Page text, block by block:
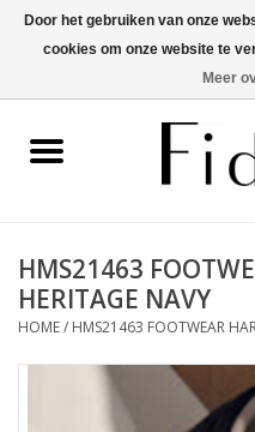
Schoenen
HMS21463
HERITAGE NAVY
HOME/ HMS21463 FOOTWEAR
Door het gebruiken van onze
cookies om onze website te
Meer